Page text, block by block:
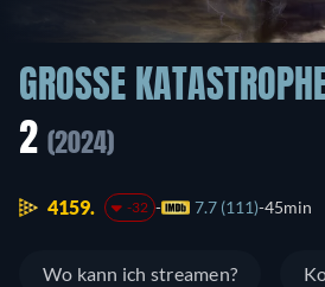
GROSSE
2 (2024)
4159. -32 7.7 (111) 45min
Wo kann ich streamen?